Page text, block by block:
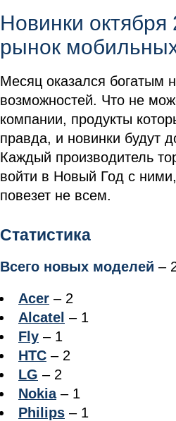
Новинки октября
рынок
Месяц оказался богатым
возможностей. Что не
компании, продукты
правда, и новинки будут
Каждый производитель
войти в Новый Год с
повезет не всем.
Статистика
Всего новых моделей –
Acer – 2
Alcatel – 1
Fly – 1
HTC – 2
LG – 2
Nokia– 1
Philips – 1